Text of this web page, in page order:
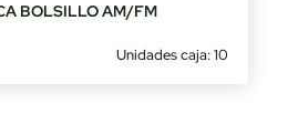
BOLSILLO AM/FM
Unidades caja: 10